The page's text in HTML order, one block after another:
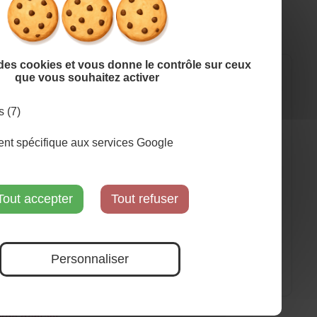
cookies et vous donne le contrôle sur ceux
que vous souhaitez activer
(7)
spécifique aux services Google
accepter Tout refuser
Personnaliser
Qui sommes-nous ?
CGV
Contact
Tous les avis sur Dookids